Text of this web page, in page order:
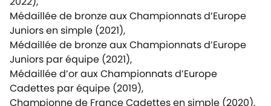
Médaillée de bronze aux Championnats d’Europe
Juniors en simple (2021),
Médaillée de bronze aux Championnats d’Europe
Juniors par équipe (2021),
Médaillée d’or aux Championnats d’Europe
Cadettes par équipe (2019),
Championne de France Cadettes en simple (2020),